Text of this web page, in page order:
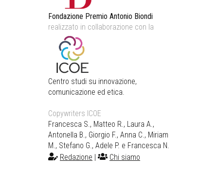
Fondazione Premio Antonio Biondi
realizzato in collaborazione con la
Centro studi su innovazione,
comunicazione ed etica.
Copywriters ICOE
Francesca S., Matteo R., Laura A.,
Antonella B., Giorgio F., Anna C., Miriam
M., Stefano G., Adele P. e Francesca N.
Redazione
Chi siamo